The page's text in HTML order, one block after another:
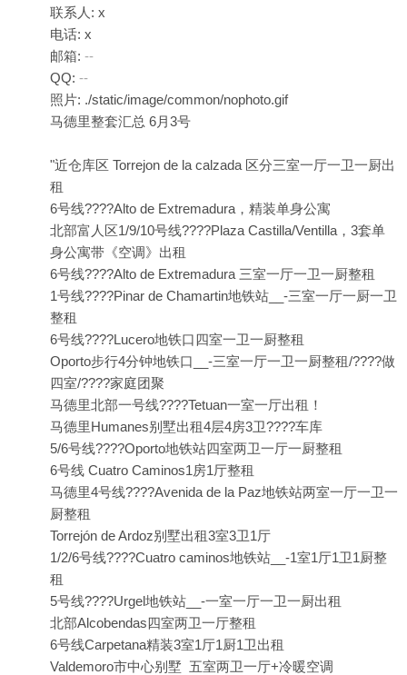
联系人: x
电话: x
邮箱: --
QQ: --
照片: ./static/image/common/nophoto.gif
马德里整套汇总 6月3号
"近仓库区 Torrejon de la calzada 区分三室一厅一卫一厨出
租
6号线????Alto de Extremadura，精装单身公寓
北部富人区1/9/10号线????Plaza Castilla/Ventilla，3套单
身公寓带《空调》出租
6号线????Alto de Extremadura 三室一厅一卫一厨整租
1号线????Pinar de Chamartin地铁站__-三室一厅一厨一卫
整租
6号线????Lucero地铁口四室一卫一厨整租
Oporto步行4分钟地铁口__-三室一厅一卫一厨整租/????做
四室/????家庭团聚
马德里北部一号线????Tetuan一室一厅出租！
马德里Humanes别墅出租4层4房3卫????车库
5/6号线????Oporto地铁站四室两卫一厅一厨整租
6号线 Cuatro Caminos1房1厅整租
马德里4号线????Avenida de la Paz地铁站两室一厅一卫一
厨整租
Torrejón de Ardoz别墅出租3室3卫1厅
1/2/6号线????Cuatro caminos地铁站__-1室1厅1卫1厨整
租
5号线????Urgel地铁站__-一室一厅一卫一厨出租
北部Alcobendas四室两卫一厅整租
6号线Carpetana精装3室1厅1厨1卫出租
Valdemoro市中心别墅 五室两卫一厅+冷暖空调